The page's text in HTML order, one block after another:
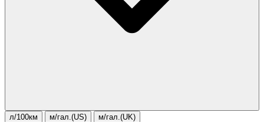
л/100км м/гал.(US) м/гал.(UK)